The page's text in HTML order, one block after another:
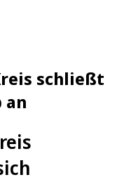
schließt
an